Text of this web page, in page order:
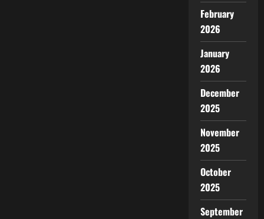
February
2026
January
2026
December
2025
November
2025
October
2025
September